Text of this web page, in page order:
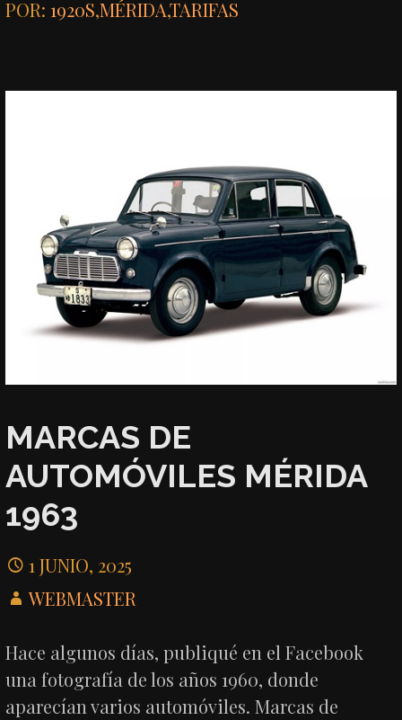
POR:1920S,MÉRIDA,TARIFAS
MARCAS DE
AUTOMÓVILES MÉRIDA
1963
1 JUNIO, 2025
WEBMASTER
Hace algunos días, publiqué en el Facebook
una fotografía de los años 1960, donde
aparecían varios automóviles. Marcas de